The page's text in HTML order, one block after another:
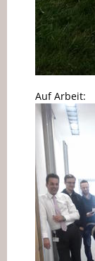
Auf Arbeit: